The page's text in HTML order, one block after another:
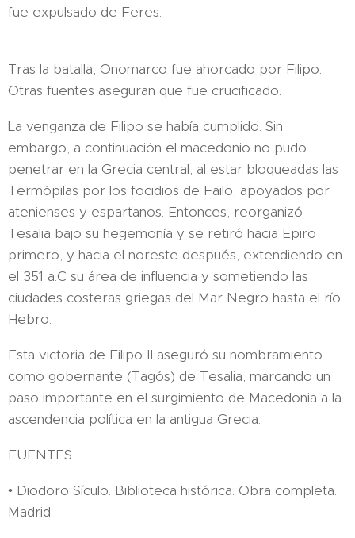
fue expulsado de Feres.
Tras la batalla, Onomarco fue ahorcado por Filipo.
Otras fuentes aseguran que fue crucificado.
La venganza de Filipo se había cumplido. Sin
embargo, a continuación el macedonio no pudo
penetrar en la Grecia central, al estar bloqueadas las
Termópilas por los focidios de Failo, apoyados por
atenienses y espartanos. Entonces, reorganizó
Tesalia bajo su hegemonía y se retiró hacia Epiro
primero, y hacia el noreste después, extendiendo en
el 351 a.C su área de influencia y sometiendo las
ciudades costeras griegas del Mar Negro hasta el río
Hebro.
Esta victoria de Filipo II aseguró su nombramiento
como gobernante (Tagós) de Tesalia, marcando un
paso importante en el surgimiento de Macedonia a la
ascendencia política en la antigua Grecia.
FUENTES
• Diodoro Sículo. Biblioteca histórica. Obra completa.
Madrid: